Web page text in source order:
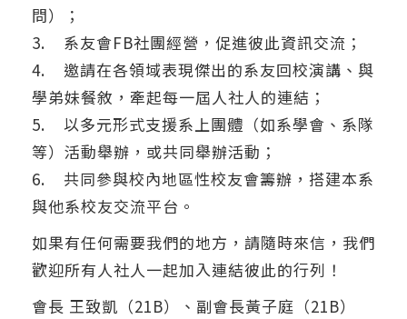
問）；
3. 系友會FB社團經營，促進彼此資訊交流；
4. 邀請在各領域表現傑出的系友回校演講、與
學弟妹餐敘，牽起每一屆人社人的連結；
5. 以多元形式支援系上團體（如系學會、系隊
等）活動舉辦，或共同舉辦活動；
6. 共同參與校內地區性校友會籌辦，搭建本系
與他系校友交流平台。
如果有任何需要我們的地方，請隨時來信，我們
歡迎所有人社人一起加入連結彼此的行列！
會長 王致凱（21B）、副會長黃子庭（21B）